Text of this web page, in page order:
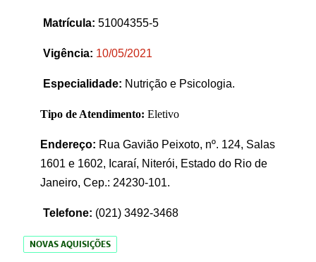
Matrícula: 51004355-5
Vigência: 10/05/2021
Especialidade: Nutrição e Psicologia.
Tipo de Atendimento: Eletivo
Endereço: Rua Gavião Peixoto, nº. 124, Salas
1601 e 1602, Icaraí, Niterói, Estado do Rio de
Janeiro, Cep.: 24230-101.
Telefone: (021) 3492-3468
NOVAS AQUISIÇÕES